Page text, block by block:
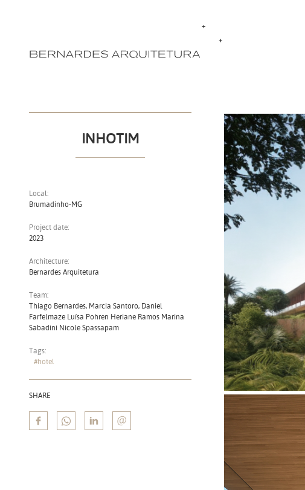
INHOTIM
Local:
Brumadinho-MG
Project date:
2023
Architecture:
Bernardes Arquitetura
Team:
Thiago Bernardes, Marcia Santoro, Daniel
Farfelmaze Luísa Pohren Heriane Ramos Marina
Sabadini Nicole Spassapam
Tags:
#hotel
SHARE